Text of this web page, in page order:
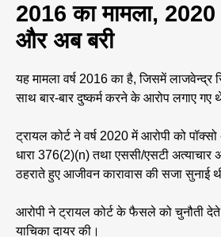
2016 का मामला,
और अब बरी
यह मामला वर्ष 2016 का है, जिसमें लाजवेन्द्र
साथ बार-बार दुष्कर्म करने के आरोप लगाए गए
ट्रायल कोर्ट ने वर्ष 2020 में आरोपी को
धारा 376(2)(n) तथा एससी/एसटी अत्याचार
ठहराते हुए आजीवन कारावास की सजा सुनाई
आरोपी ने ट्रायल कोर्ट के फैसले को चुनौती देते
याचिका दायर की।